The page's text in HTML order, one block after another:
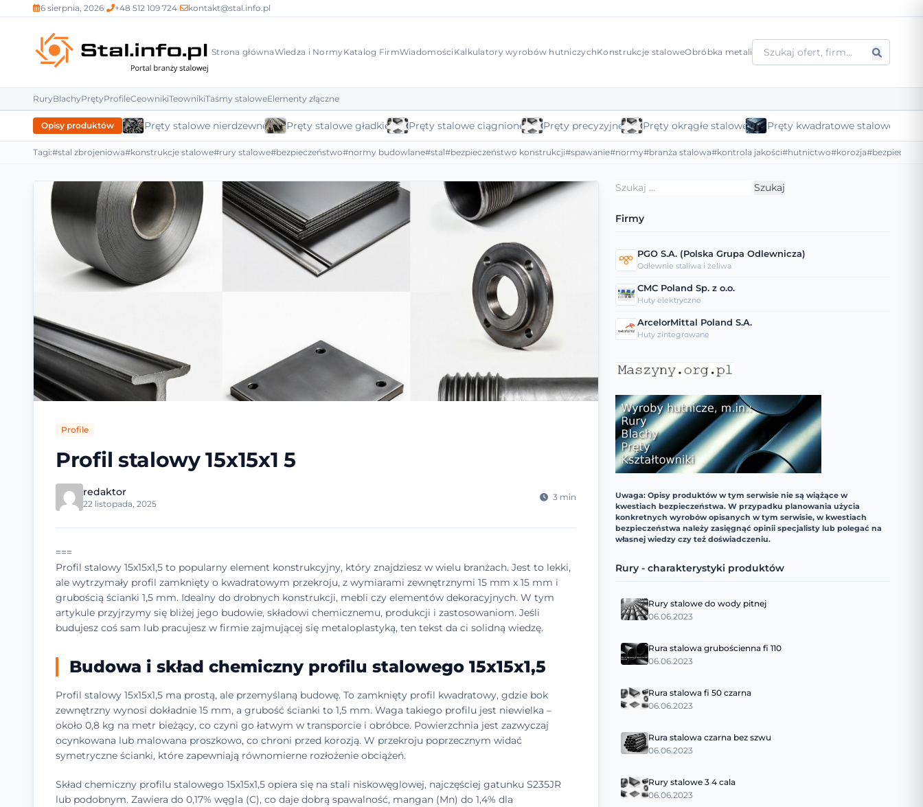
6 sierpnia, 2026| +48 512 109 724| kontakt@stal.info.pl
Strona głównaWiedza i Normy Katalog FirmWiadomości Kalkulatory wyrobów hutniczychKonstrukcje staloweObróbka metali
RuryBlachyPrętyProfileCeownikiTeownikiTaśmy staloweElementy złączne
Opisy produktów Pręty stalowe nierdzewne Pręty stalowe gładkie Pręty stalowe ciągnione Pręty precyzyjne Pręty okrągłe stalowe Pręty kwadratowe stalowe
Tagi:#stal zbrojeniowa#konstrukcje stalowe#rury stalowe#bezpieczeństwo#normy budowlane#stal#bezpieczeństwo konstrukcji#spawanie#normy#branża stalowa#kontrola jakości#hutnictwo#korozja
Profile
Profil stalowy 15x15x1 5
redaktor
22 listopada, 2025
3 min
===
Profil stalowy 15x15x1,5 to popularny element konstrukcyjny, który znajdziesz w wielu branżach. Jest to lekki,
ale wytrzymały profil zamknięty o kwadratowym przekroju, z wymiarami zewnętrznymi 15 mm x 15 mm i
grubością ścianki 1,5 mm. Idealny do drobnych konstrukcji, mebli czy elementów dekoracyjnych. W tym
artykule przyjrzymy się bliżej jego budowie, składowi chemicznemu, produkcji i zastosowaniom. Jeśli
budujesz coś sam lub pracujesz w firmie zajmującej się metaloplastyką, ten tekst da ci solidną wiedzę.
Budowa i skład chemiczny profilu stalowego 15x15x1,5
Profil stalowy 15x15x1,5 ma prostą, ale przemyślaną budowę. To zamknięty profil kwadratowy, gdzie bok
zewnętrzny wynosi dokładnie 15 mm, a grubość ścianki to 1,5 mm. Waga takiego profilu jest niewielka –
około 0,8 kg na metr bieżący, co czyni go łatwym w transporcie i obróbce. Powierzchnia jest zazwyczaj
ocynkowana lub malowana proszkowo, co chroni przed korozją. W przekroju poprzecznym widać
symetryczne ścianki, które zapewniają równomierne rozłożenie obciążeń.
Skład chemiczny profilu stalowego 15x15x1,5 opiera się na stali niskowęglowej, najczęściej gatunku S235JR
lub podobnym. Zawiera do 0,17% węgla (C), co daje dobrą spawalność, mangan (Mn) do 1,4% dla
Szukaj:
Firmy
PGO S.A. (Polska Grupa Odlewnicza)
Odlewnie staliwa i żeliwa
CMC Poland Sp. z o.o.
Huty elektryczne
ArcelorMittal Poland S.A.
Huty zintegrowane
Uwaga: Opisy produktów w tym serwisie nie są wiążące w
kwestiach bezpieczeństwa. W przypadku planowania użycia
konkretnych wyrobów opisanych w tym serwisie, w kwestiach
bezpieczeństwa należy zasięgnąć opinii specjalisty lub polegać na
własnej wiedzy czy też doświadczeniu.
Rury - charakterystyki produktów
Rury stalowe do wody pitnej
06.06.2023
Rura stalowa grubościenna fi 110
06.06.2023
Rura stalowa fi 50 czarna
06.06.2023
Rura stalowa czarna bez szwu
06.06.2023
Rury stalowe 3 4 cala
06.06.2023